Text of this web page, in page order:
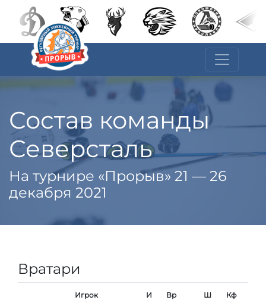
Состав команды
Северсталь
На турнире «Прорыв» 21 — 26
декабря 2021
Вратари
Игрок И Вр Ш Кф